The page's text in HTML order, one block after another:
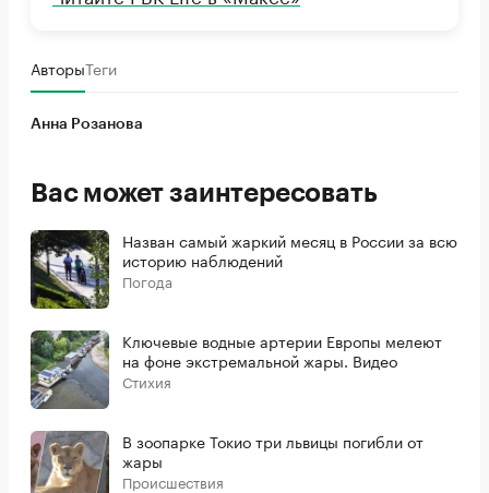
АвторыТеги
Анна Розанова
Вас может заинтересовать
Назван самый жаркий месяц в России за всю
историю наблюдений
Погода
Ключевые водные артерии Европы мелеют
на фоне экстремальной жары. Видео
Стихия
В зоопарке Токио три львицы погибли от
жары
Происшествия